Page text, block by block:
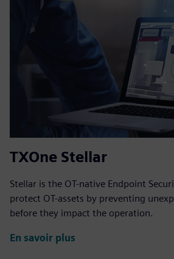
TXOne Stellar
Stellar is the OT-native Endpoint
protect OT-assets by preventing
before they impact the operation.
En savoir plus